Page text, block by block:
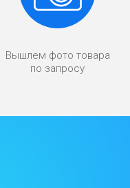
Вышлем фото товара
по запросу